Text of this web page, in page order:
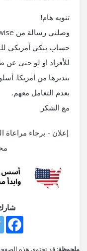
تنويه هام!
حساب بنكي أمريكي
للأفراد او لو حتى عن
بتديرها من أمريكا.
بعدم التعامل معهم.
مع الشكر.
إعلان - برجاء
ملحوظة: قد تحتوي هذه